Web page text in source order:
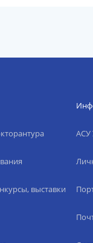
выставки
АСУ